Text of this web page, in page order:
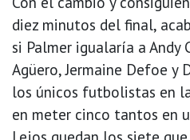
diez minutos del final,
si Palmer igualaría a Andy
Agüero, Jermaine Defoe y
los únicos futbolistas en
en meter cinco tantos en